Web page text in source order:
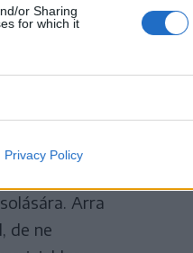
or Sharing
for which it
Privacy Policy
nevezte,
- mondta.
arra, hogy
a helyét.
Arra
de ne